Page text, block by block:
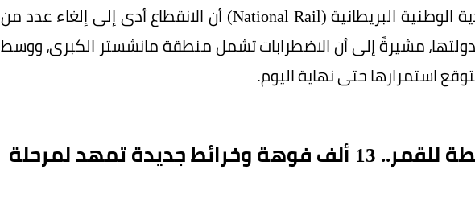
وأوضحت شركة السكك الحديدية الوطنية البريطانية (National Rail) أن الانقطاع أدى إلى إلغاء عدد من
جدولتها، مشيرةً إلى أن الاضطرابات تشمل منطقة مانشستر الكبرى، ووسط
استمرارها حتى نهاية اليوم.
الصين تكشف أدق خريطة للقمر.. 13 ألف فوهة وخرائط جديدة تمهد لمرحلة